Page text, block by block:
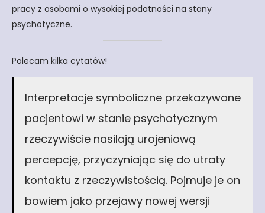
pracy z osobami o wysokiej podatności na stany
psychotyczne.
Polecam kilka cytatów!
Interpretacje symboliczne przekazywane
pacjentowi w stanie psychotycznym
rzeczywiście nasilają urojeniową
percepcję, przyczyniając się do utraty
kontaktu z rzeczywistością. Pojmuje je on
bowiem jako przejawy nowej wersji